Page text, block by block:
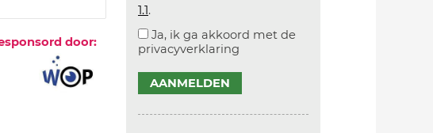
door:
1.1.
Ja, ik ga akkoord met de
privacyverklaring
AANMELDEN